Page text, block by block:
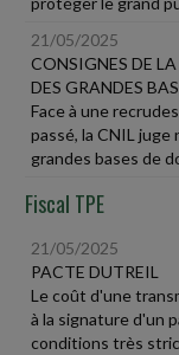
21/05/2025
CONSIGNES DE
DES GRANDES
Face à une
passé, la CNIL
grandes bases de
Fiscal TPE
21/05/2025
PACTE DUTREIL
Le coût d'une
à la signature d'un
conditions très